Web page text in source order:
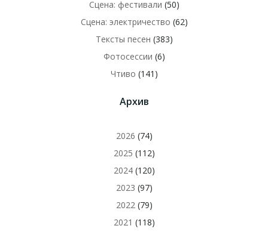
Сцена: фестивали (50)
Сцена: электричество (62)
Тексты песен (383)
Фотосессии (6)
Чтиво (141)
Архив
2026 (74)
2025 (112)
2024(120)
2023 (97)
2022 (79)
2021 (118)